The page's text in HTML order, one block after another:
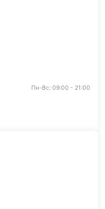
Пн-Вс: 09:00 - 21:00